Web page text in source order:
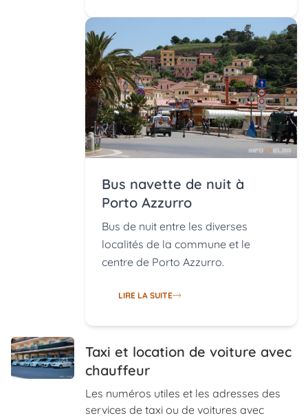
Bus navette de nuit à
Porto Azzurro
Bus de nuit entre les diverses
localités de la commune et le
centre de Porto Azzurro.
LIRE LA SUITE
Taxi et location de voiture avec
chauffeur
Les numéros utiles et les adresses des
services de taxi ou de voitures avec